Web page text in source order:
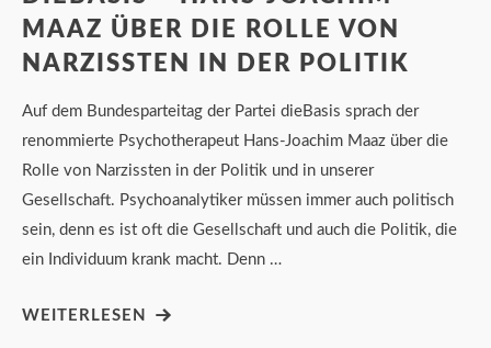
MAAZ ÜBER DIE ROLLE VON
NARZISSTEN IN DER POLITIK
Auf dem Bundesparteitag der Partei dieBasis sprach der
renommierte Psychotherapeut Hans-Joachim Maaz über die
Rolle von Narzissten in der Politik und in unserer
Gesellschaft. Psychoanalytiker müssen immer auch politisch
sein, denn es ist oft die Gesellschaft und auch die Politik, die
ein Individuum krank macht. Denn …
WEITERLESEN